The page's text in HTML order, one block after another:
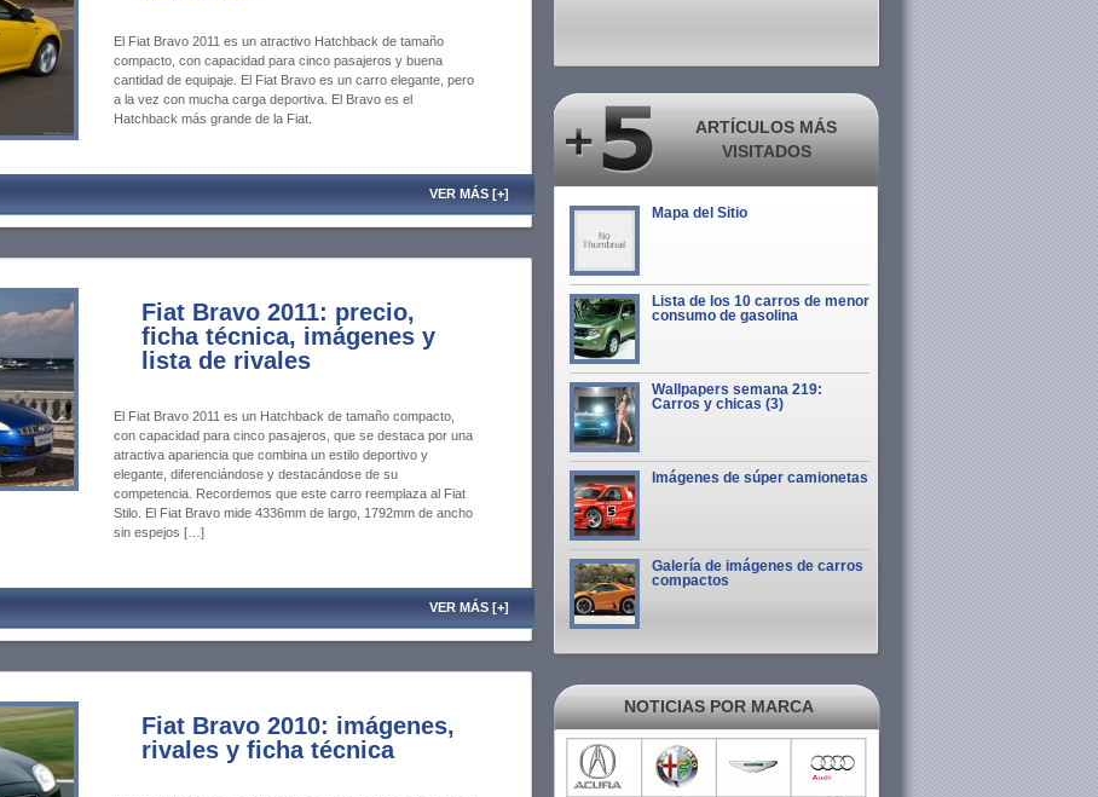
El Fiat Bravo 2011 es un atractivo Hatchback de tamaño
compacto, con capacidad para cinco pasajeros y buena
cantidad de equipaje. El Fiat Bravo es un carro elegante, pero
a la vez con mucha carga deportiva. El Bravo es el
Hatchback más grande de la Fiat.
VER MÁS [+]
Fiat Bravo 2011: precio,
ficha técnica, imágenes y
lista de rivales
El Fiat Bravo 2011 es un Hatchback de tamaño compacto,
con capacidad para cinco pasajeros, que se destaca por una
atractiva apariencia que combina un estilo deportivo y
elegante, diferenciándose y destacándose de su
competencia. Recordemos que este carro reemplaza al Fiat
Stilo. El Fiat Bravo mide 4336mm de largo, 1792mm de ancho
sin espejos […]
VER MÁS [+]
Fiat Bravo 2010: imágenes,
rivales y ficha técnica
ARTÍCULOS MÁS
VISITADOS
Mapa del Sitio
Lista de los 10 carros de menor
consumo de gasolina
Wallpapers semana 219:
Carros y chicas (3)
Imágenes de súper camionetas
Galería de imágenes de carros
compactos
NOTICIAS POR MARCA